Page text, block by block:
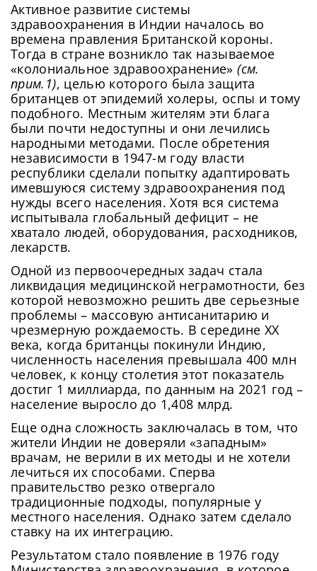
Активное развитие системы
здравоохранения в Индии началось во
времена правления Британской короны.
Тогда в стране возникло так называемое
«колониальное здравоохранение»(см.
прим.1), целью которого была защита
британцев от эпидемий холеры, оспы и тому
подобного. Местным жителям эти блага
были почти недоступны и они лечились
народными методами. После обретения
независимости в 1947-м году власти
республики сделали попытку адаптировать
имевшуюся систему здравоохранения под
нужды всего населения. Хотя вся система
испытывала глобальный дефицит – не
хватало людей, оборудования, расходников,
лекарств.
Одной из первоочередных задач стала
ликвидация медицинской неграмотности, без
которой невозможно решить две серьезные
проблемы – массовую антисанитарию и
чрезмерную рождаемость. В середине XX
века, когда британцы покинули Индию,
численность населения превышала 400 млн
человек, к концу столетия этот показатель
достиг 1 миллиарда, по данным на 2021 год –
население выросло до 1,408 млрд.
Еще одна сложность заключалась в том, что
жители Индии не доверяли «западным»
врачам, не верили в их методы и не хотели
лечиться их способами. Сперва
правительство резко отвергало
традиционные подходы, популярные у
местного населения. Однако затем сделало
ставку на их интеграцию.
Результатом стало появление в 1976 году